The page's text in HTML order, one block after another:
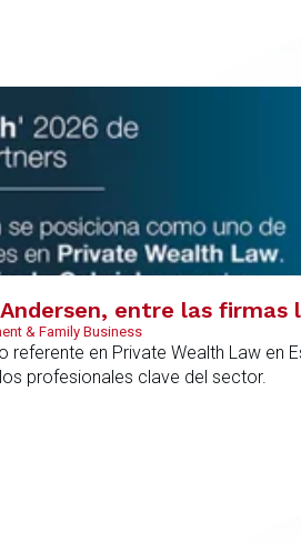
entre las
& Family Business
en Private Wealth Law en
profesionales clave del sector.